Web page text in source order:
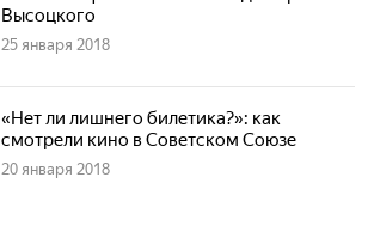
Высоцкого
25 января 2018
«Нет ли лишнего билетика?»: как
смотрели кино в Советском Союзе
20 января 2018